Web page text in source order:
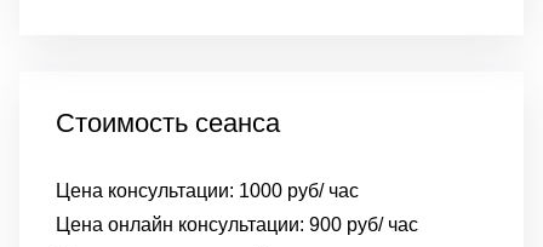
Стоимость сеанса
Цена консультации: 1000 руб/ час
Цена онлайн консультации: 900 руб/ час